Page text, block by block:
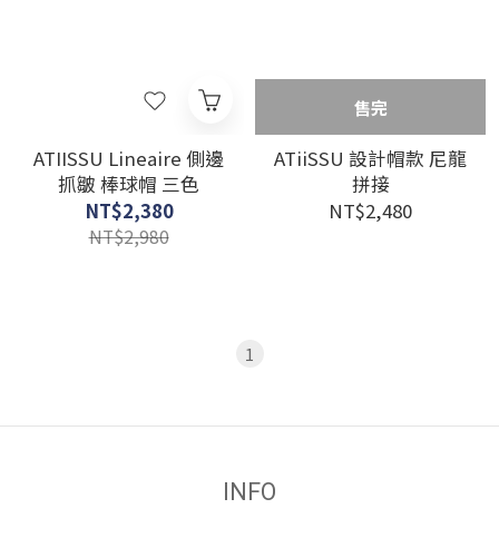
ATIISSU Lineaire 側邊
抓皺 棒球帽 三色
NT$2,380
NT$2,980
售完
ATiiSSU 設計帽款 尼龍
拼接
NT$2,480
1
INFO